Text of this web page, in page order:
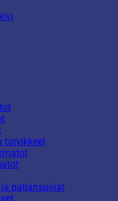
tarvikkeet
patjansuojat